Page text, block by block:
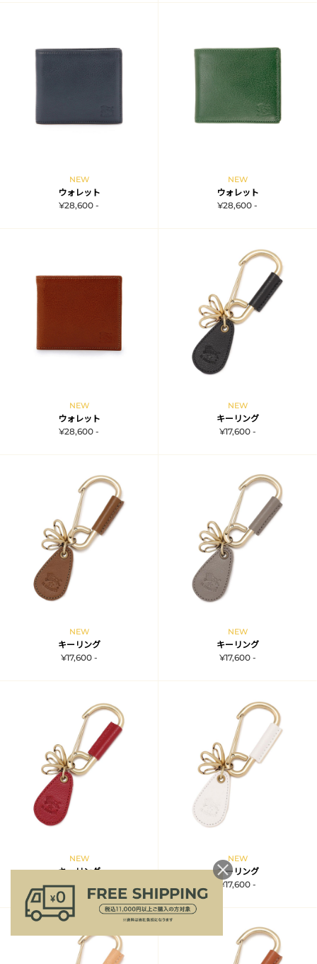
NEW
ウォレット
¥28,600 -
NEW
ウォレット
¥28,600 -
NEW
ウォレット
¥28,600 -
NEW
キーリング
¥17,600 -
NEW
キーリング
¥17,600 -
NEW
キーリング
¥17,600 -
NEW
キーリング
¥17,600 -
NEW
キーリング
¥17,600 -